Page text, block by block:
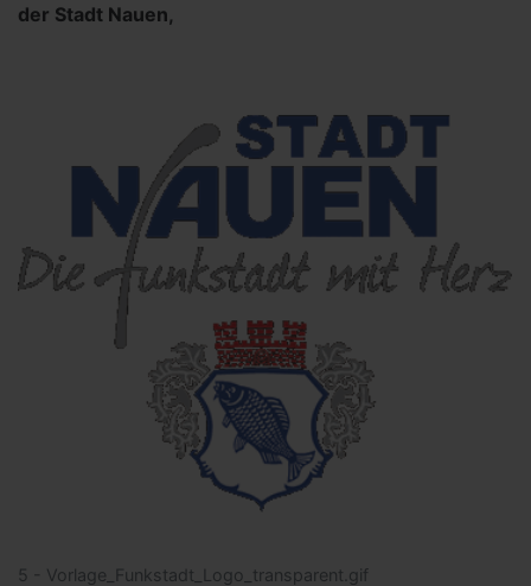
der Stadt Nauen,
5 - Vorlage_Funkstadt_Logo_transparent.gif